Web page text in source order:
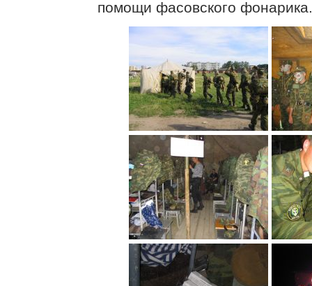
помощи фасовского фонарика.